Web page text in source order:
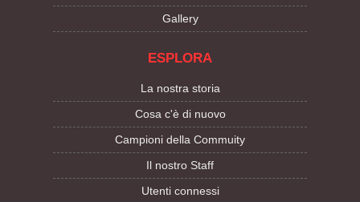
Gallery
ESPLORA
La nostra storia
Cosa c'è di nuovo
Campioni della Commuity
Il nostro Staff
Utenti connessi